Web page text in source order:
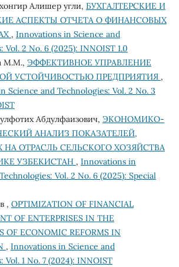
Алишер угли, БУХГАЛТЕРСКИЕ И
АСПЕКТЫ ОТЧЕТА О ФИНАНСОВЫХ
, Innovations in Science and
Vol. 2 No. 6 (2025): INNOIST 1.0
М.М., ЭФФЕКТИВНОЕ УПРАВЛЕНИЕ
УСТОЙЧИВОСТЬЮ ПРЕДПРИЯТИЯ ,
Science and Technologies: Vol. 2 No. 3
Абдулфаизович, ЭКОНОМИКО-
АНАЛИЗ ПОКАЗАТЕЛЕЙ,
ОТРАСЛЬ СЕЛЬСКОГО ХОЗЯЙСТВА
УЗБЕКИСТАН , Innovations in
Vol. 2 No. 6 (2025): Special
, OPTIMIZATION OF FINANCIAL
OF ENTERPRISES IN THE
OF ECONOMIC REFORMS IN
, Innovations in Science and
Vol. 1 No. 7 (2024): INNOIST